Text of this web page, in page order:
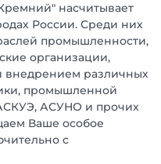
насчитывает
России. Среди них
промышленности,
организации,
внедрением различных
промышленной
АСУНО и прочих
Ваше особое
с